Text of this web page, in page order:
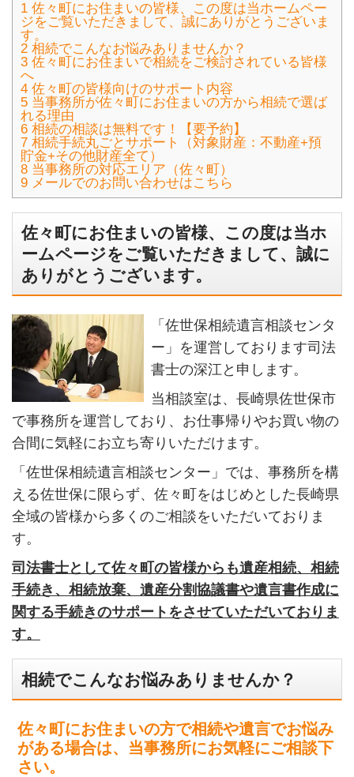
1佐々町にお住まいの皆様、この度は当ホームペー
ジをご覧いただきまして、誠にありがとうございま
す。
2相続でこんなお悩みありませんか？
3佐々町にお住まいで相続をご検討されている皆様
へ
4佐々町の皆様向けのサポート内容
5当事務所が佐々町にお住まいの方から相続で選ば
れる理由
6相続の相談は無料です！【要予約】
7相続手続丸ごとサポート（対象財産：不動産+預
貯金+その他財産全て）
8当事務所の対応エリア（佐々町）
9メールでのお問い合わせはこちら
佐々町にお住まいの皆様、この度は当ホ
ームページをご覧いただきまして、誠に
ありがとうございます。
「佐世保相続遺言相談センタ
ー」を運営しております司法
書士の深江と申します。
当相談室は、長崎県佐世保市
で事務所を運営しており、お仕事帰りやお買い物の
合間に気軽にお立ち寄りいただけます。
「佐世保相続遺言相談センター」では、事務所を構
える佐世保に限らず、佐々町をはじめとした長崎県
全域の皆様から多くのご相談をいただいておりま
す。
司法書士として佐々町の皆様からも遺産相続、相続
手続き、相続放棄、遺産分割協議書や遺言書作成に
関する手続きのサポートをさせていただいておりま
す。
相続でこんなお悩みありませんか？
佐々町にお住まいの方で相続や遺言でお悩み
がある場合は、当事務所にお気軽にご相談下
さい。